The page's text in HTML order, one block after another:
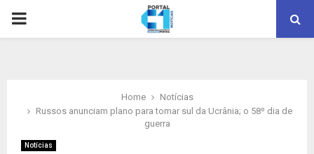
PRIMARY
Home
Notícias
Russos anunciam plano para tomar sul da Ucrânia; o 58º dia de
guerra
Notícias